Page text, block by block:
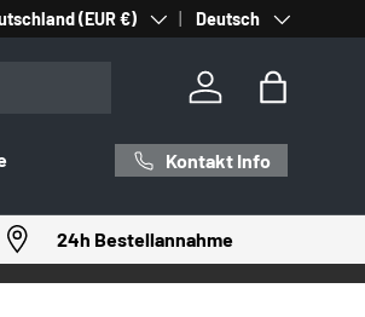
Region (EUR €) SpracheDeutsch
Einloggen
Kontakt Info
24h Bestellannahme